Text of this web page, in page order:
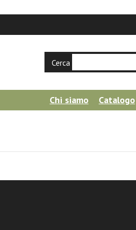
Cerca
Chi siamo Catalogo